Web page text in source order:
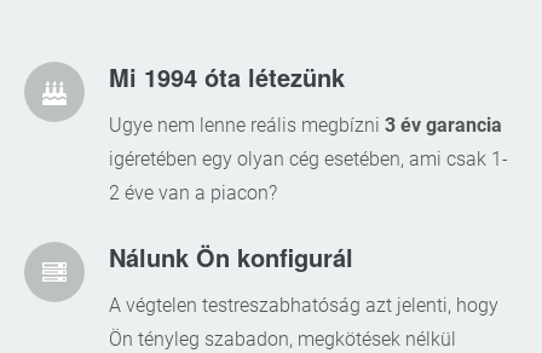
Mi 1994 óta létezünk
Ugye nem lenne reális megbízni 3 év garancia
igéretében egy olyan cég esetében, ami csak 1-
2 éve van a piacon?
Nálunk Ön konfigurál
A végtelen testreszabhatóság azt jelenti, hogy
Ön tényleg szabadon, megkötések nélkül